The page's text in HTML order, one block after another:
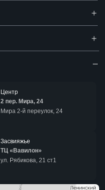
Центр
2 пер. Мира, 24
Мира 2-й переулок, 24
Засвияжье
ТЦ «Вавилон»
ул. Рябикова, 21 ст1